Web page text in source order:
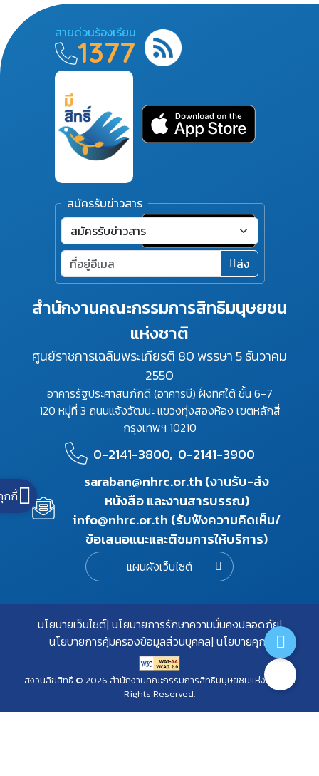
สำนักงานคณะกรรมการสิทธิมนุษยชน
แห่งชาติ
ศูนย์ราชการเฉลิมพระเกียรติ 80 พรรษา 5 ธันวาคม
2550
อาคารรัฐประศาสนภักดี (อาคารบี) ฝั่งทิศใต้ ชั้น 6-7
120 หมู่ที่ 3 ถนนแจ้งวัฒนะ แขวงทุ่งสองห้อง เขตหลักสี่
กรุงเทพฯ 10210
0-2141-3800, 0-2141-3900
saraban@nhrc.or.th (งานรับ-ส่ง
หนังสือ และงานสารบรรณ)
info@nhrc.or.th (รับฟังความคิดเห็น/
ข้อเสนอแนะและติชมการให้บริการ)
แผนผังเว็บไซต์
สายด่วนร้องเรียน
1377
สมัครรับข่าวสาร
ส่ง
นโยบายเว็บไซต์ นโยบายการรักษาความมั่นคงปลอดภัย
นโยบายการคุ้มครองข้อมูลส่วนบุคคล นโยบายคุกกี้
สงวนลิขสิทธิ์ © 2026 สำนักงานคณะกรรมการสิทธิมนุษยชนแห่งชาติ. All
Rights Reserved.
กกี้